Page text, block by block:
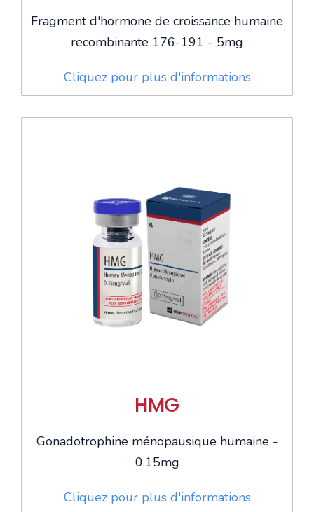
Fragment d'hormone de croissance humaine
recombinante 176-191 - 5mg
Cliquez pour plus d'informations
HMG
Gonadotrophine ménopausique humaine -
0.15mg
Cliquez pour plus d'informations